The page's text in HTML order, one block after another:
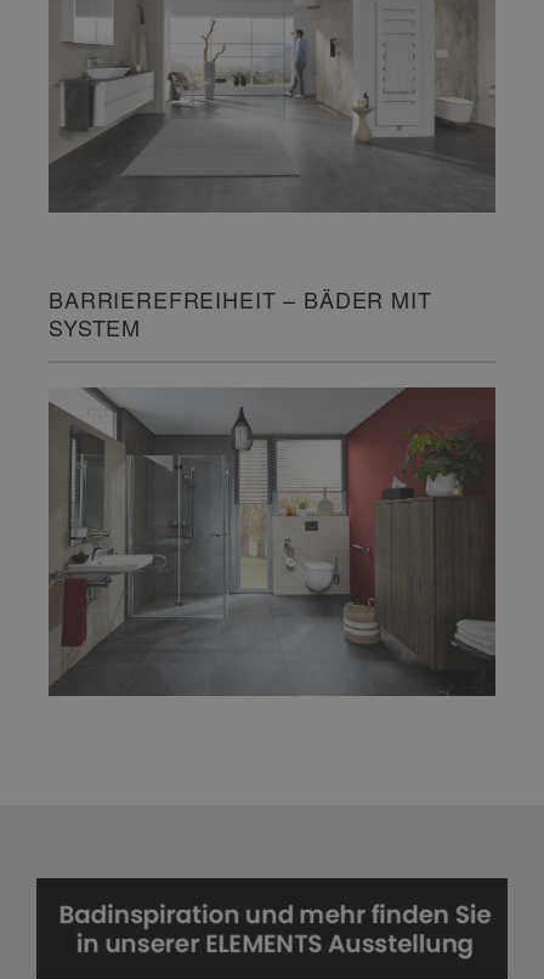
BARRIEREFREIHEIT – BÄDER MIT
SYSTEM